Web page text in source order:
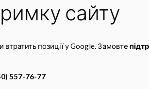
сайту
позиції у Google. Замовте
557-76-77